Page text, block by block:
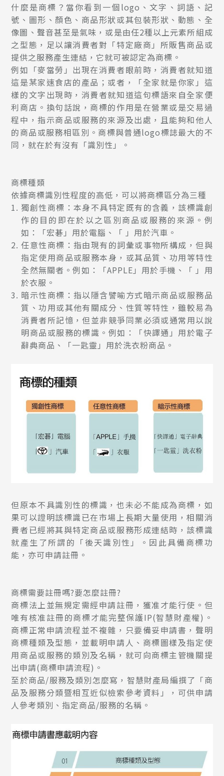
什麼是商標？當你看到一個logo、文字、詞語、記
號、圖形、顏色、商品形狀或其包裝形狀、動態、全
像圖、聲音甚至是氣味，或是由任2種以上元素所組成
之型態，足以讓消費者對「特定廠商」所販售商品或
提供之服務產生連結，它就可被認定為商標。
例如「麥當勞」出現在消費者眼前時，消費者就知道
這是某家速食店的產品；或者，「全家就是你家」這
樣的文字出現時，消費者就知道這句標語來自全家便
利商店。換句話說，商標的作用是在營業或是交易過
程中，指示商品或服務的來源及出處，且能夠和他人
的商品或服務相區別。商標與普通logo標誌最大的不
同，就在於有沒有「識別性」。
商標種類
依據商標識別性程度的高低，可以將商標區分為三種
獨創性商標：本身不具特定既有的含義，該標識創
作的目的即在於以之區別商品或服務的來源。例
如：「宏碁」用於電腦、「 」用於汽車。
任意性商標：指由現有的詞彙或事物所構成，但與
指定使用商品或服務本身，或其品質、功用等特性
全然無關者。例如：「APPLE」用於手機、「 」用
於衣服。
暗示性商標：指以隱含譬喻方式暗示商品或服務品
質、功用或其他有關成分、性質等特性，雖較易為
消費者所記憶，但並非競爭同業必須或通常用以說
明商品或服務的標識。例如：「快譯通」用於電子
辭典商品、「一匙靈」用於洗衣粉商品。
但原本不具識別性的標識，也未必不能成為商標，如
果可以證明該標識已在市場上長期大量使用，相關消
費者已經將其與特定商品或服務形成連結時，該標識
就產生了所謂的「後天識別性」。因此具備商標功
能，亦可申請註冊。
商標需要註冊嗎?要怎麼註冊?
商標法上並無規定需經申請註冊，獲准才能行使。但
唯有核准註冊的商標才能完整保護IP(智慧財產權)。
商標正常申請流程並不複雜，只要備妥申請書，聲明
商標種類及型態，並載明申請人、商標圖樣及指定使
用商品或服務的類別及名稱，就可向商標主管機關提
出申請(商標申請流程)。
至於商品/服務及類別怎麼寫，智慧財產局編撰了「商
品及服務分類暨相互近似檢索參考資料」，可供申請
人參考類別、指定商品/服務的名稱。